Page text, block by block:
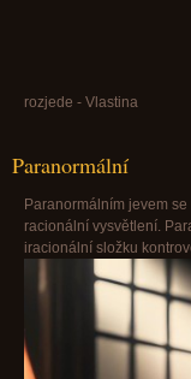
rozjede - Vlastina
Paranormální
Paranormálním jevem
racionální vysvětlení.
iracionální složku